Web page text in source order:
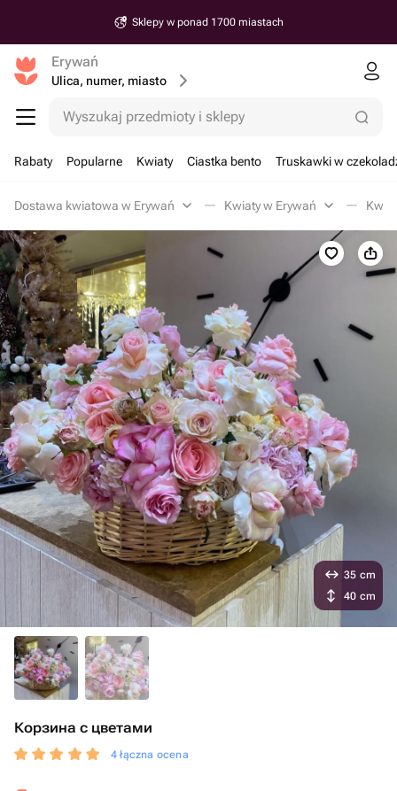
Sklepy w ponad 1700 miastach
Erywań
Ulica, numer, miasto
Wyszukaj przedmioty i sklepy
Rabaty Popularne Kwiaty Ciastka bento Truskawki w
Dostawa kwiatowa w Erywań Kwiaty w Erywań
Корзина с цветами
4 łączna ocena
35 cm
40 cm